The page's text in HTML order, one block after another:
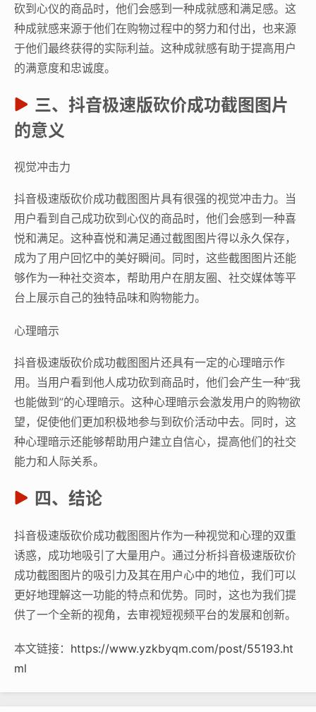
砍到心仪的商品时，他们会感到一种成就感和满足感。这
种成就感来源于他们在购物过程中的努力和付出，也来源
于他们最终获得的实际利益。这种成就感有助于提高用户
的满意度和忠诚度。
三、抖音极速版砍价成功截图图片
的意义
视觉冲击力
抖音极速版砍价成功截图图片具有很强的视觉冲击力。当
用户看到自己成功砍到心仪的商品时，他们会感到一种喜
悦和满足。这种喜悦和满足通过截图图片得以永久保存，
成为了用户回忆中的美好瞬间。同时，这些截图图片还能
够作为一种社交资本，帮助用户在朋友圈、社交媒体等平
台上展示自己的独特品味和购物能力。
心理暗示
抖音极速版砍价成功截图图片还具有一定的心理暗示作
用。当用户看到他人成功砍到商品时，他们会产生一种“我
也能做到”的心理暗示。这种心理暗示会激发用户的购物欲
望，促使他们更加积极地参与到砍价活动中去。同时，这
种心理暗示还能够帮助用户建立自信心，提高他们的社交
能力和人际关系。
四、结论
抖音极速版砍价成功截图图片作为一种视觉和心理的双重
诱惑，成功地吸引了大量用户。通过分析抖音极速版砍价
成功截图图片的吸引力及其在用户心中的地位，我们可以
更好地理解这一功能的特点和优势。同时，这也为我们提
供了一个全新的视角，去审视短视频平台的发展和创新。
本文链接： https://www.yzkbyqm.com/post/55193.ht
ml